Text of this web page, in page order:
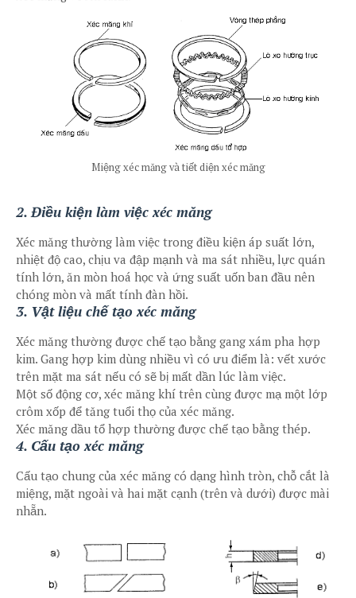
Miệng xéc măng và tiết diện xéc măng
2. Điều kiện làm việc xéc măng
Xéc măng thường làm việc trong điều kiện áp suất lớn,
nhiệt độ cao, chịu va đập mạnh và ma sát nhiều, lực quán
tính lớn, ăn mòn hoá học và ứng suất uốn ban đầu nên
chóng mòn và mất tính đàn hồi.
3. Vật liệu chế tạo xéc măng
Xéc măng thường được chế tạo bằng gang xám pha hợp
kim. Gang hợp kim dùng nhiều vì có ưu điểm là: vết xước
trên mặt ma sát nếu có sẽ bị mất dần lúc làm việc.
Một số động cơ, xéc măng khí trên cùng được mạ một lớp
crôm xốp để tăng tuổi thọ của xéc măng.
Xéc măng dầu tổ hợp thường được chế tạo bằng thép.
4. Cấu tạo xéc măng
Cấu tạo chung của xéc măng có dạng hình tròn, chỗ cắt là
miệng, mặt ngoài và hai mặt cạnh (trên và dưới) được mài
nhẵn.